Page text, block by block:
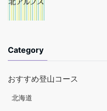
Category
おすすめ登山コース
北海道